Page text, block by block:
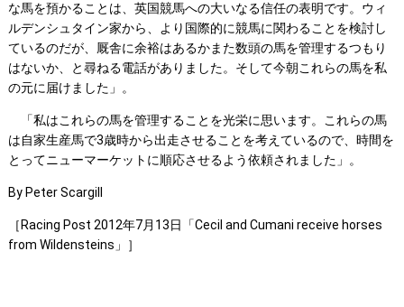
な馬を預かることは、英国競馬への大いなる信任の表明です。ウィ
ルデンシュタイン家から、より国際的に競馬に関わることを検討し
ているのだが、厩舎に余裕はあるかまた数頭の馬を管理するつもり
はないか、と尋ねる電話がありました。そして今朝これらの馬を私
の元に届けました」。
「私はこれらの馬を管理することを光栄に思います。これらの馬
は自家生産馬で3歳時から出走させることを考えているので、時間を
とってニューマーケットに順応させるよう依頼されました」。
By Peter Scargill
［Racing Post 2012年7月13日「Cecil and Cumani receive horses
from Wildensteins」］